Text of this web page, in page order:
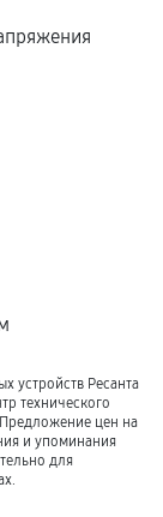
устройств Ресанта
технического
цен на
и упоминания
для